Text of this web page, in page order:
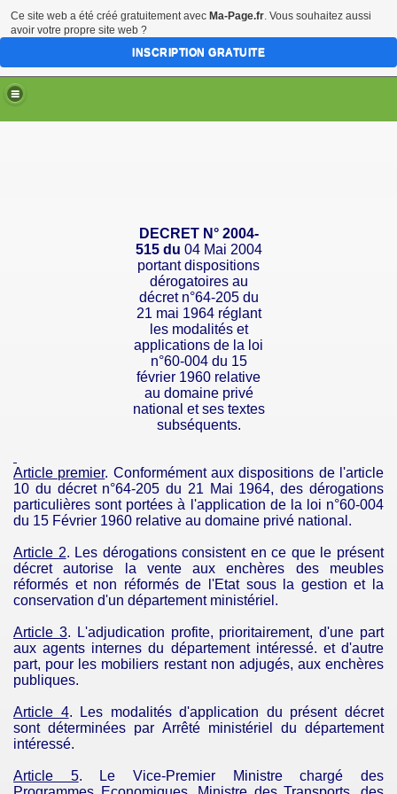
DECRET N° 2004-
515 du 04 Mai 2004
portant dispositions
dérogatoires au
décret n°64-205 du
21 mai 1964 réglant
les modalités et
applications de la loi
n°60-004 du 15
février 1960 relative
au domaine privé
national et ses textes
subséquents.
Article premier. Conformément aux dispositions de l'article
10 du décret n°64-205 du 21 Mai 1964, des dérogations
particulières sont portées à l'application de la loi n°60-004
du 15 Février 1960 relative au domaine privé national.
Article 2. Les dérogations consistent en ce que le présent
décret autorise la vente aux enchères des meubles
réformés et non réformés de l'Etat sous la gestion et la
conservation d'un département ministériel.
Article 3. L'adjudication profite, prioritairement, d'une part
aux agents internes du département intéressé. et d'autre
part, pour les mobiliers restant non adjugés, aux enchères
publiques.
Article 4.
Les modalités d'application du présent décret
sont déterminées par Arrêté ministériel du département
intéressé.
Article 5. LeVice-Premier Ministre chargé des
Ce site web a été créé gratuitement avec Ma-Page.fr. Vous souhaitez aussi
avoir votre propre site web ?
INSCRIPTION GRATUITE